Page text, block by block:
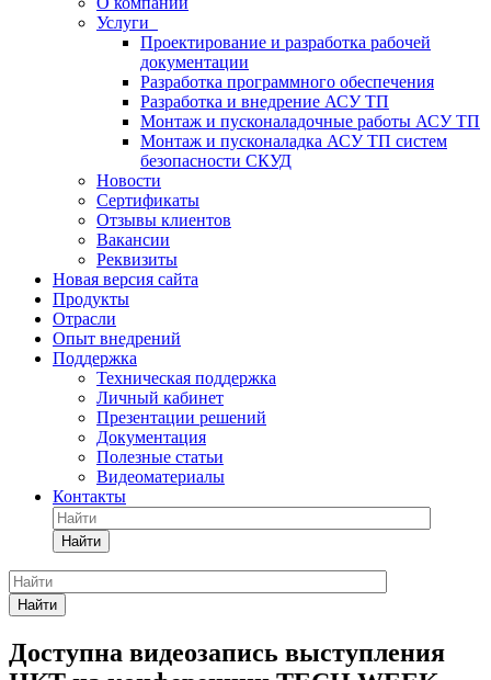
Услуги
Проектирование и разработка рабочей
документации
Разработка программного обеспечения
Разработка и внедрение АСУ ТП
Монтаж и пусконаладочные работы АСУ ТП
Монтаж и пусконаладка АСУ ТП систем
безопасности СКУД
Новости
Сертификаты
Отзывы клиентов
Вакансии
Реквизиты
Новая версия сайта
Продукты
Отрасли
Опыт внедрений
Поддержка
Техническая поддержка
Личный кабинет
Презентации решений
Документация
Полезные статьи
Видеоматериалы
Контакты
Найти
Найти
Доступна видеозапись выступления